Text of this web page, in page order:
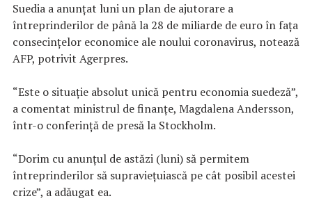
Suedia a anunţat luni un plan de ajutorare a
întreprinderilor de până la 28 de miliarde de euro în faţa
consecinţelor economice ale noului coronavirus, notează
AFP, potrivit Agerpres.
“Este o situaţie absolut unică pentru economia suedeză”,
a comentat ministrul de finanţe, Magdalena Andersson,
într-o conferinţă de presă la Stockholm.
“Dorim cu anunţul de astăzi (luni) să permitem
întreprinderilor să supravieţuiască pe cât posibil acestei
crize”, a adăugat ea.